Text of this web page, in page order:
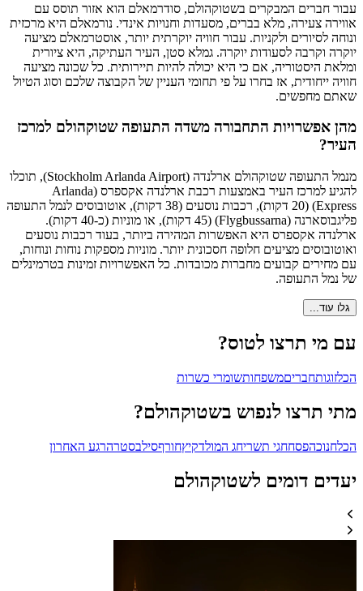
עבור חברים המבקרים בשטוקהולם, סודרמאלם הוא אזור תוסס עם
אווירה צעירה, מלא בברים, מסעדות וחנויות אינדי. נורמאלם היא מרכזית
ונוחה לסיורים ולקניות. עבור חוויה יוקרתית יותר, אוסטרמאלם מציעה
יוקרה וקרבה לסעודות יוקרה. גמלא סטן, העיר העתיקה, היא ציורית
ומלאת היסטוריה, אם כי היא יכולה להיות תיירותית. כל שכונה מציעה
חוויה ייחודית, אז בחרו על פי תחומי העניין של הקבוצה שלכם וסוג הטיול
שאתם מחפשים.
מהן אפשרויות התחבורה משדה התעופה שטוקהולם למרכז
העיר?
מנמל התעופה שטוקהולם ארלנדה (Stockholm Arlanda Airport), תוכלו
להגיע למרכז העיר באמצעות רכבת ארלנדה אקספרס (Arlanda
Express) (20 דקות), רכבות נוסעים (38 דקות), אוטובוסים לנמל התעופה
פליגבוסארנה (Flygbussarna) (45 דקות), או מוניות (כ-40 דקות).
ארלנדה אקספרס היא האפשרות המהירה ביותר, בעוד רכבות נוסעים
ואוטובוסים מציעים חלופה חסכונית יותר. מוניות מספקות נוחות ונוחות,
עם מחירים קבועים מחברות מכובדות. כל האפשרויות זמינות בטרמינלים
של נמל התעופה.
גלו עוד...
עם מי תרצו לטוס?
הכלזוגותחבריםמשפחותשומרי כשרות
מתי תרצו לנפוש בשטוקהולם?
הכלחנוכהפסחחגי תשריחג המולדקיץחורףסילבסטרהרגע האחרון
יעדים דומים לשטוקהולם